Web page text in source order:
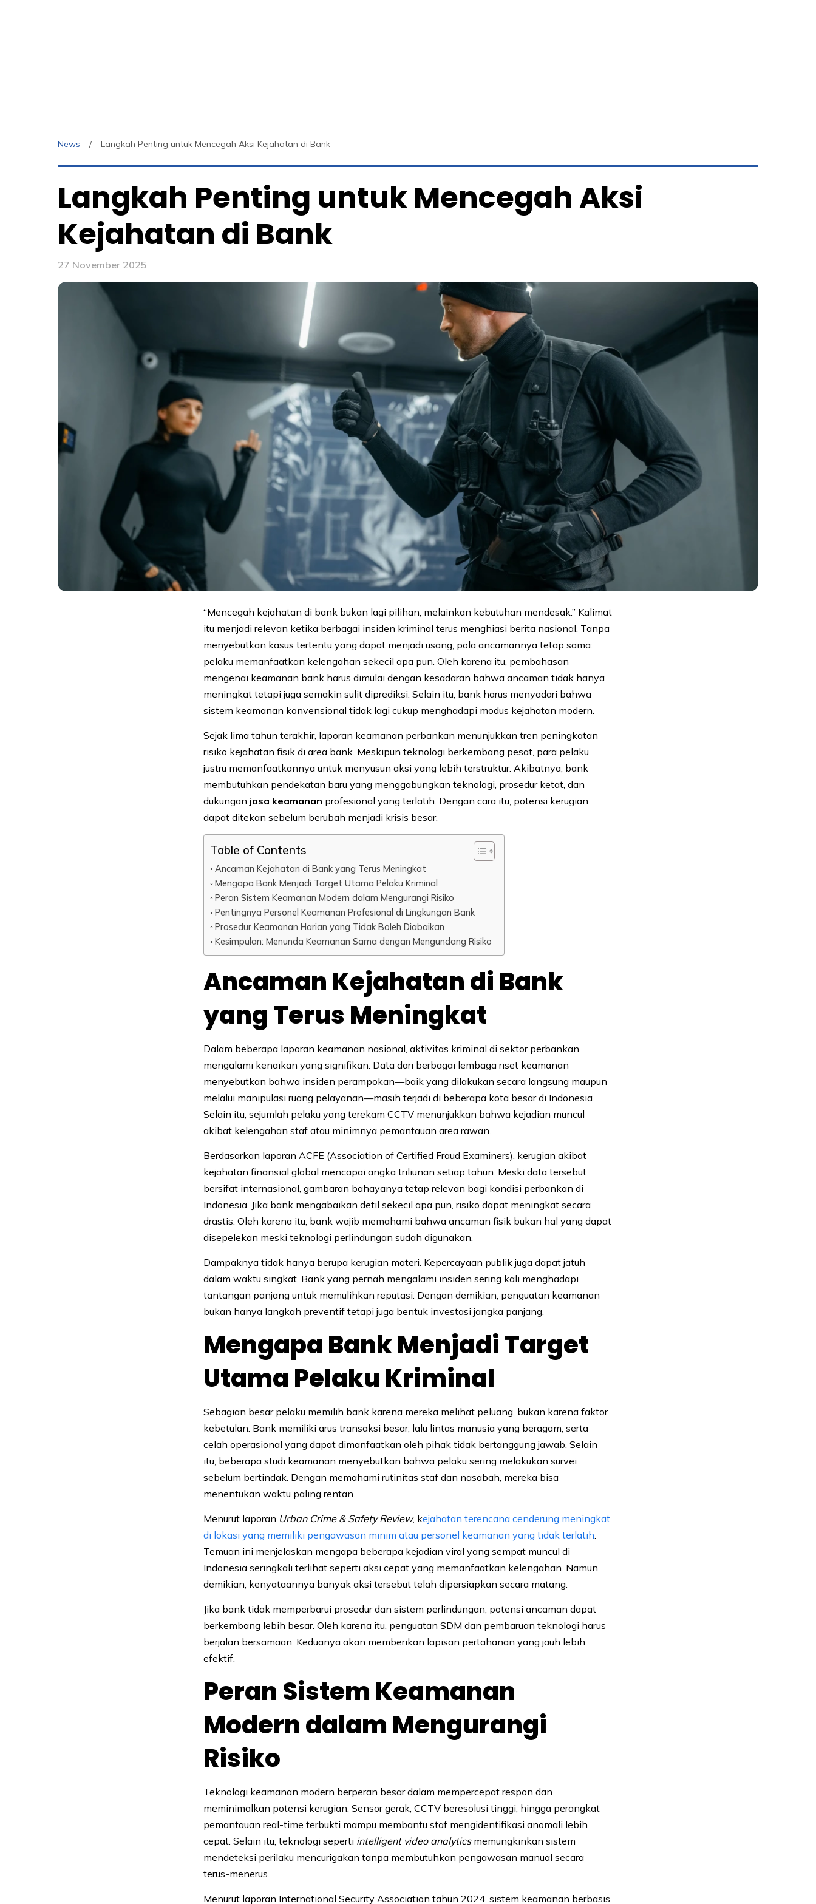
News Langkah Penting untuk Mencegah Aksi Kejahatan di Bank
Langkah Penting untuk Mencegah Aksi
Kejahatan di Bank
27 November 2025
“Mencegah kejahatan di bank bukan lagi pilihan, melainkan kebutuhan mendesak.” Kalimat
itu menjadi relevan ketika berbagai insiden kriminal terus menghiasi berita nasional. Tanpa
menyebutkan kasus tertentu yang dapat menjadi usang, pola ancamannya tetap sama:
pelaku memanfaatkan kelengahan sekecil apa pun. Oleh karena itu, pembahasan
mengenai keamanan bank harus dimulai dengan kesadaran bahwa ancaman tidak hanya
meningkat tetapi juga semakin sulit diprediksi. Selain itu, bank harus menyadari bahwa
sistem keamanan konvensional tidak lagi cukup menghadapi modus kejahatan modern.
Sejak lima tahun terakhir, laporan keamanan perbankan menunjukkan tren peningkatan
risiko kejahatan fisik di area bank. Meskipun teknologi berkembang pesat, para pelaku
justru memanfaatkannya untuk menyusun aksi yang lebih terstruktur. Akibatnya, bank
membutuhkan pendekatan baru yang menggabungkan teknologi, prosedur ketat, dan
dukungan jasa keamanan profesional yang terlatih. Dengan cara itu, potensi kerugian
dapat ditekan sebelum berubah menjadi krisis besar.
Table of Contents
Ancaman Kejahatan di Bank yang Terus Meningkat
Mengapa Bank Menjadi Target Utama Pelaku Kriminal
Peran Sistem Keamanan Modern dalam Mengurangi Risiko
Pentingnya Personel Keamanan Profesional di Lingkungan Bank
Prosedur Keamanan Harian yang Tidak Boleh Diabaikan
Kesimpulan: Menunda Keamanan Sama dengan Mengundang Risiko
Ancaman Kejahatan di Bank
yang Terus Meningkat
Dalam beberapa laporan keamanan nasional, aktivitas kriminal di sektor perbankan
mengalami kenaikan yang signifikan. Data dari berbagai lembaga riset keamanan
menyebutkan bahwa insiden perampokan—baik yang dilakukan secara langsung maupun
melalui manipulasi ruang pelayanan—masih terjadi di beberapa kota besar di Indonesia.
Selain itu, sejumlah pelaku yang terekam CCTV menunjukkan bahwa kejadian muncul
akibat kelengahan staf atau minimnya pemantauan area rawan.
Berdasarkan laporan ACFE (Association of Certified Fraud Examiners), kerugian akibat
kejahatan finansial global mencapai angka triliunan setiap tahun. Meski data tersebut
bersifat internasional, gambaran bahayanya tetap relevan bagi kondisi perbankan di
Indonesia. Jika bank mengabaikan detil sekecil apa pun, risiko dapat meningkat secara
drastis. Oleh karena itu, bank wajib memahami bahwa ancaman fisik bukan hal yang dapat
disepelekan meski teknologi perlindungan sudah digunakan.
Dampaknya tidak hanya berupa kerugian materi. Kepercayaan publik juga dapat jatuh
dalam waktu singkat. Bank yang pernah mengalami insiden sering kali menghadapi
tantangan panjang untuk memulihkan reputasi. Dengan demikian, penguatan keamanan
bukan hanya langkah preventif tetapi juga bentuk investasi jangka panjang.
Mengapa Bank Menjadi Target
Utama Pelaku Kriminal
Sebagian besar pelaku memilih bank karena mereka melihat peluang, bukan karena faktor
kebetulan. Bank memiliki arus transaksi besar, lalu lintas manusia yang beragam, serta
celah operasional yang dapat dimanfaatkan oleh pihak tidak bertanggung jawab. Selain
itu, beberapa studi keamanan menyebutkan bahwa pelaku sering melakukan survei
sebelum bertindak. Dengan memahami rutinitas staf dan nasabah, mereka bisa
menentukan waktu paling rentan.
Menurut laporan Urban Crime & Safety Review, kejahatan terencana cenderung meningkat
di lokasi yang memiliki pengawasan minim atau personel keamanan yang tidak terlatih.
Temuan ini menjelaskan mengapa beberapa kejadian viral yang sempat muncul di
Indonesia seringkali terlihat seperti aksi cepat yang memanfaatkan kelengahan. Namun
demikian, kenyataannya banyak aksi tersebut telah dipersiapkan secara matang.
Jika bank tidak memperbarui prosedur dan sistem perlindungan, potensi ancaman dapat
berkembang lebih besar. Oleh karena itu, penguatan SDM dan pembaruan teknologi harus
berjalan bersamaan. Keduanya akan memberikan lapisan pertahanan yang jauh lebih
efektif.
Peran Sistem Keamanan
Modern dalam Mengurangi
Risiko
Teknologi keamanan modern berperan besar dalam mempercepat respon dan
meminimalkan potensi kerugian. Sensor gerak, CCTV beresolusi tinggi, hingga perangkat
pemantauan real-time terbukti mampu membantu staf mengidentifikasi anomali lebih
cepat. Selain itu, teknologi seperti intelligent video analyticsmemungkinkan sistem
mendeteksi perilaku mencurigakan tanpa membutuhkan pengawasan manual secara
terus-menerus.
Menurut laporan International Security Association tahun 2024, sistem keamanan berbasis